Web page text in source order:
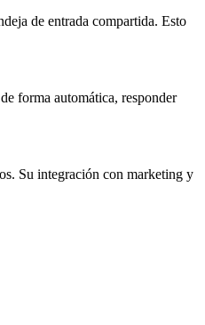
de entrada compartida. Esto
forma automática, responder
Su integración con marketing y